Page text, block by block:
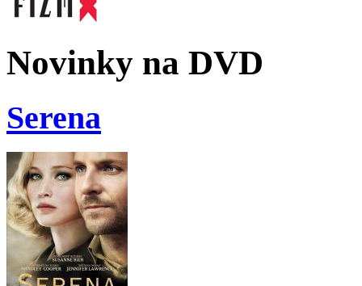
Novinky na DVD
Serena